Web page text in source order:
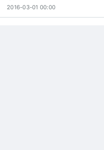
2016-03-01 00:00